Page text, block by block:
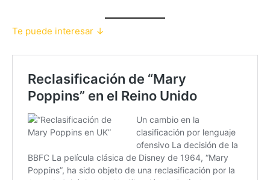
Te puede interesar ↓